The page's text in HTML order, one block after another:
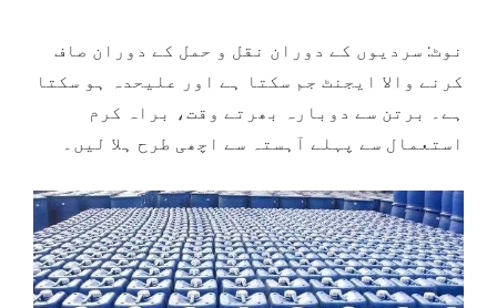
نوٹ: سردیوں کے دوران نقل و حمل کے دوران صاف
کرنے والا ایجنٹ جم سکتا ہے اور علیحدہ ہو سکتا
ہے۔ برتن سے دوبارہ بھرتے وقت، براہ کرم
استعمال سے پہلے آہستہ سے اچھی طرح ہلا لیں۔